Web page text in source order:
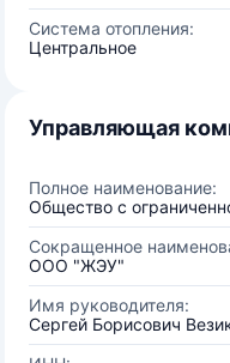
Система отопления:
Центральное
Управляющая
Полное наименование:
Общество с
Сокращенное
ООО "ЖЭУ"
Имя руководителя:
Сергей Борисович